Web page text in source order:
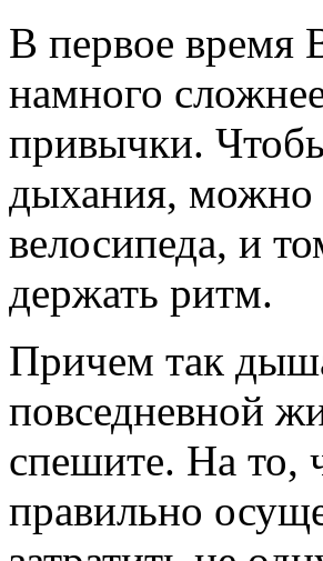
В первое время
намного
привычки.
дыхания, можно
велосипеда, и
держать ритм.
Причем так
повседневной
спешите. На то,
правильно